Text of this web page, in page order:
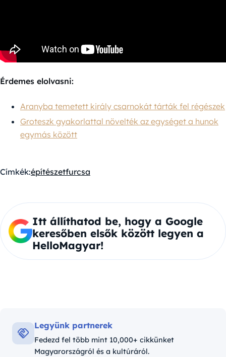
Érdemes elolvasni:
Aranyba temetett király csarnokát tárták fel régészek
Groteszk gyakorlattal növelték az egységet a hunok
egymás között
Címkék:építészetfurcsa
Itt állíthatod be, hogy a Google
keresőben elsők között legyen a
HelloMagyar!
Legyünk partnerek
Fedezd fel több mint 10,000+ cikkünket
Magyarországról és a kultúráról.